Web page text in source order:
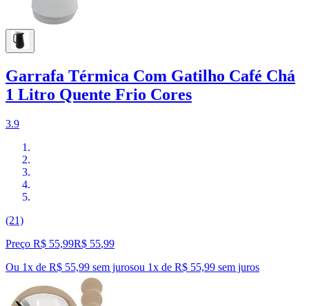
Garrafa Térmica Com Gatilho Café Chá
1 Litro Quente Frio Cores
3.9
(21)
Preço R$ 55,99R$ 55,99
Ou 1x de R$ 55,99 sem jurosou 1x de R$ 55,99 sem juros